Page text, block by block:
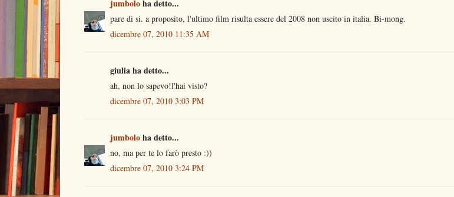
jumboloha detto...
pare di si. a proposito, l'ultimo film risulta essere del 2008 non uscito in italia. Bi-mong.
dicembre 07, 2010 11:35 AM
giulia ha detto...
ah, non lo sapevo!l'hai visto?
dicembre 07, 2010 3:03 PM
jumboloha detto...
no, ma per te lo farò presto :))
dicembre 07, 2010 3:24 PM